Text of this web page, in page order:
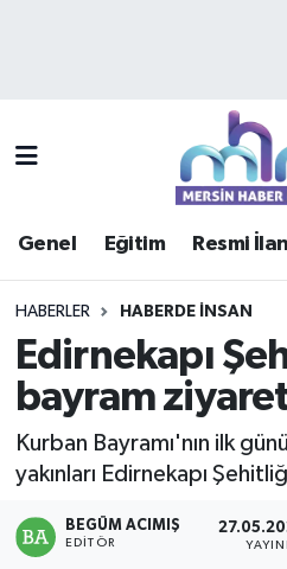
Genel Eğitim Resmi İlan
HABERLER HABERDE INSAN
Edirnekapı
bayram
Kurban Bayramı'nın ilk
yakınları Edirnekapı
BEGÜM ACIMIŞ
EDITÖR
Güncel
Haberde insan
Kültür - Sanat
Mersin Trafik Yoğunluk
Süper Lig Puan Durumu
Haber Arşivi